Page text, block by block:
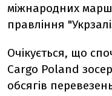
міжнародних
правління
Очікується, що
Cargo Poland
обсягів